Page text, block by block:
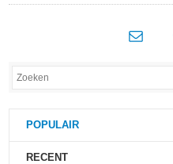
POPULAIR
RECENT